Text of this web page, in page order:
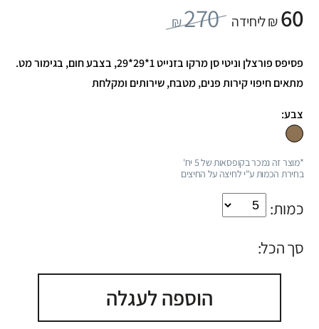
60₪ ליחידה 270
₪
פסיפס פורצלן וניטי סן מרקו בזנייט 1*29*29, בצבע חום, בגימור מט.
מתאים חיפוי קירות פנים, מטבח, שירותים ומקלחת
צבע:
*מוצר זה נמכר בקופסאות של 5 יח'
בחירת הכמות ע"י לחיצה על החיצים
כמות:
סך הכל:
הוספה לעגלה